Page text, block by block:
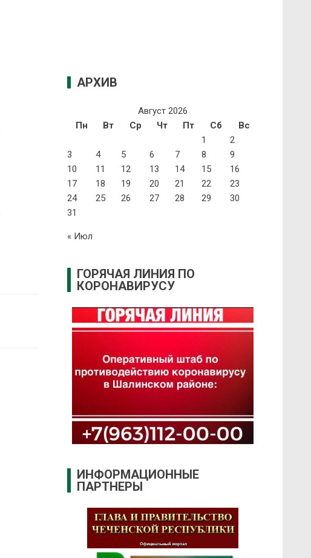
АРХИВ
Август 2026
Пн
Вт Ср Чт Пт Сб
Вс
1
2
3
4 5 6 7 8
9
10
11 12 13 14 15
16
17
18 19 20 21 22
23
24
25 26 27 28 29
30
31
« Июл
ГОРЯЧАЯ ЛИНИЯ ПО
КОРОНАВИРУСУ
ИНФОРМАЦИОННЫЕ
ПАРТНЕРЫ